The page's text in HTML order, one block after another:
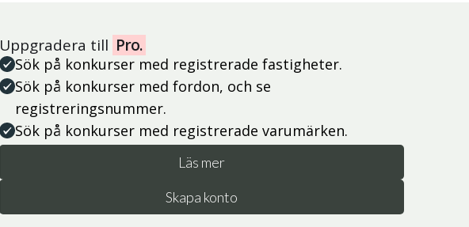
Uppgradera till Pro.
Sök på konkurser med registrerade fastigheter.
Sök på konkurser med fordon, och se
registreringsnummer.
Sök på konkurser med registrerade varumärken.
Läs mer
Skapa konto